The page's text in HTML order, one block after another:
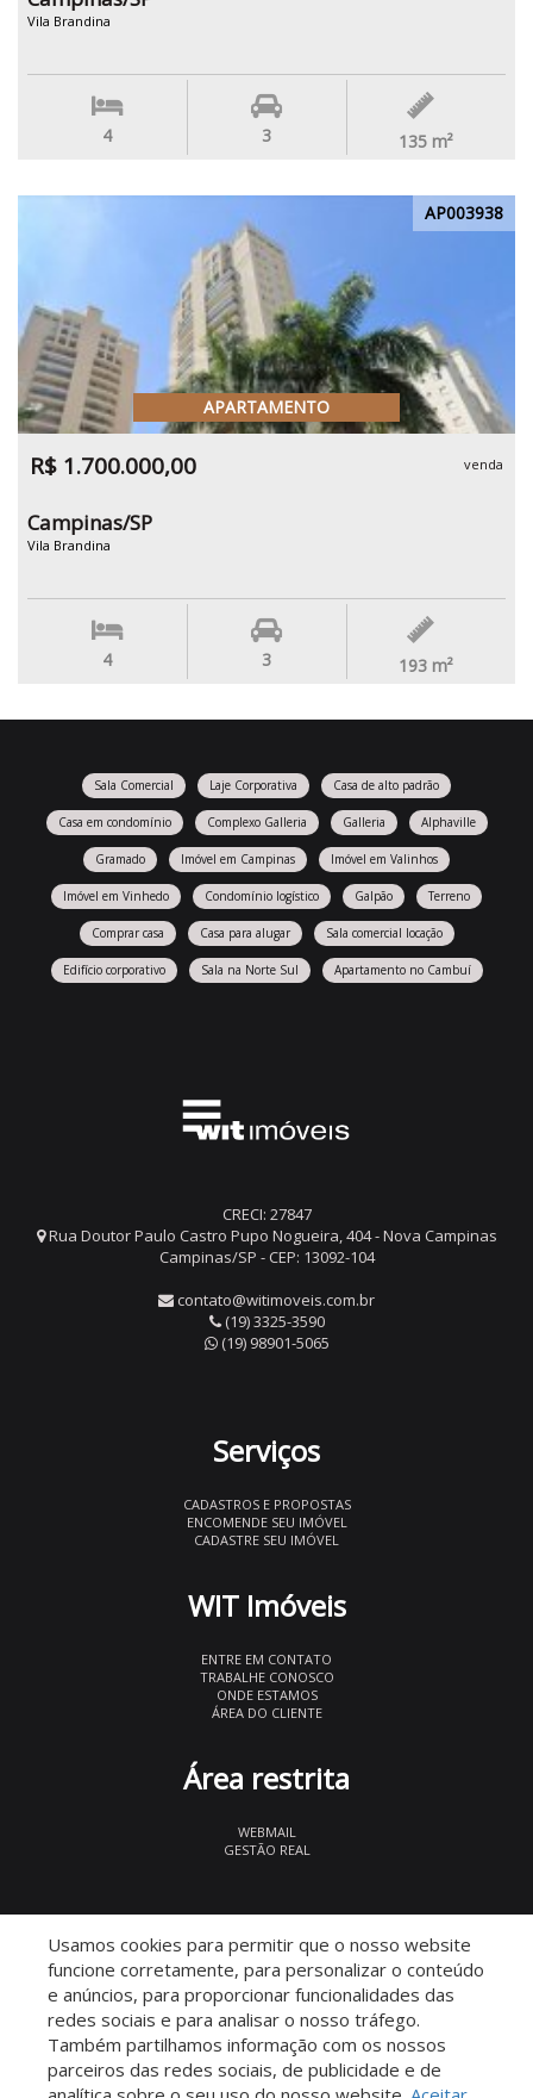
Vila Brandina
4 3 135 m²
AP003938
APARTAMENTO
R$ 1.700.000,00 venda
Campinas/SP
Vila Brandina
4 3 193 m²
Sala Comercial Laje Corporativa Casa de alto padrão
Casa em condomínio Complexo Galleria Galleria Alphaville
Gramado Imóvel em Campinas Imóvel em Valinhos
Imóvel em Vinhedo Condomínio logístico Galpão Terreno
Comprar casa Casa para alugar Sala comercial locação
Edifício corporativo Sala na Norte Sul Apartamento no Cambuí
CRECI: 27847
Rua Doutor Paulo Castro Pupo Nogueira, 404 - Nova Campinas
Campinas/SP - CEP: 13092-104
contato@witimoveis.com.br
(19) 3325-3590
(19) 98901-5065
Serviços
CADASTROS E PROPOSTAS
ENCOMENDE SEU IMÓVEL
CADASTRE SEU IMÓVEL
WIT Imóveis
ENTRE EM CONTATO
TRABALHE CONOSCO
ONDE ESTAMOS
ÁREA DO CLIENTE
Área restrita
WEBMAIL
GESTÃO REAL
Descomplicado por:
Usamos cookies para permitir que o nosso website
funcione corretamente, para personalizar o conteúdo
e anúncios, para proporcionar funcionalidades das
redes sociais e para analisar o nosso tráfego.
Também partilhamos informação com os nossos
parceiros das redes sociais, de publicidade e de